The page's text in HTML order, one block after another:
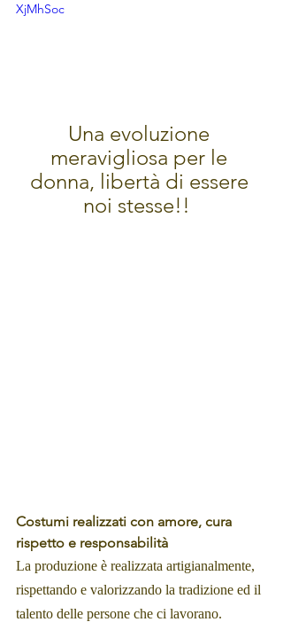
XjMhSoc
Una evoluzione
meravigliosa per le
donna, libertà di essere
noi stesse!!
Costumi realizzati con amore, cura
rispetto e responsabilità
La produzione è realizzata artigianalmente,
rispettando e valorizzando la tradizione ed il
talento delle persone che ci lavorano.